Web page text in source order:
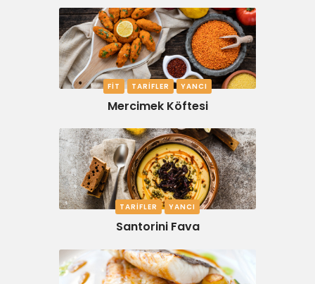
FIT TARIFLER YANCI
Mercimek Köftesi
TARIFLER YANCI
Santorini Fava